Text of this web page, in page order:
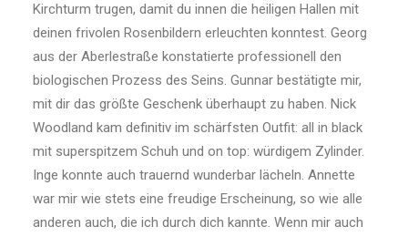
Kirchturm trugen, damit du innen die heiligen Hallen mit
deinen frivolen Rosenbildern erleuchten konntest. Georg
aus der Aberlestraße konstatierte professionell den
biologischen Prozess des Seins. Gunnar bestätigte mir,
mit dir das größte Geschenk überhaupt zu haben. Nick
Woodland kam definitiv im schärfsten Outfit: all in black
mit superspitzem Schuh und on top: würdigem Zylinder.
Inge konnte auch trauernd wunderbar lächeln. Annette
war mir wie stets eine freudige Erscheinung, so wie alle
anderen auch, die ich durch dich kannte. Wenn mir auch